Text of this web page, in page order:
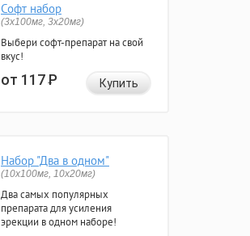
Софт набор
(3x100мг, 3x20мг)
Выбери софт-препарат на свой
вкус!
от 117Р Купить
Набор "Два в одном"
(10x100мг, 10x20мг)
Два самых популярных
препарата для усиления
эрекции в одном наборе!